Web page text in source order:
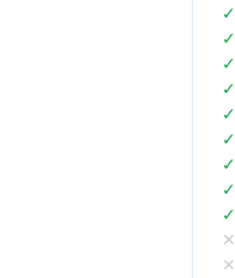
✓
✓
✓
✓
✓
✓
✓
✓
✓
✕
✕